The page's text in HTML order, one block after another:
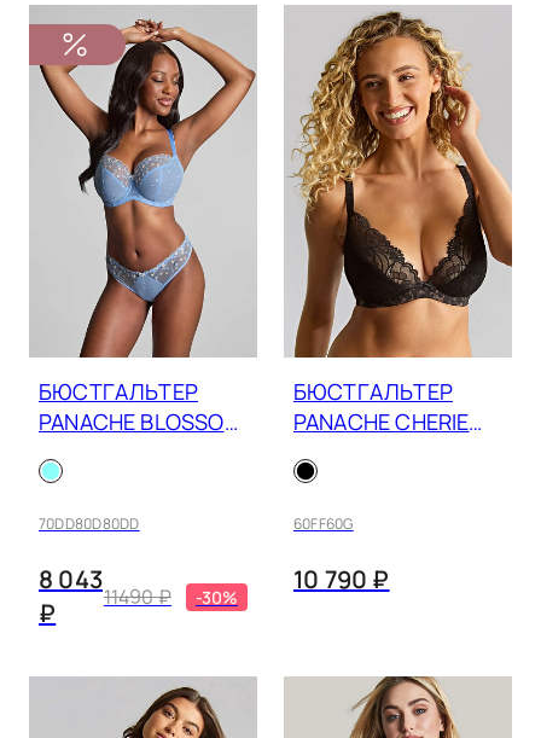
БЮСТГАЛЬТЕР
PANACHE BLOSSOM
10581B
70DD80D80DD
8 043
₽
11490 ₽ -30%
БЮСТГАЛЬТЕР
PANACHE CHERIE
11016
60FF60G
10 790 ₽